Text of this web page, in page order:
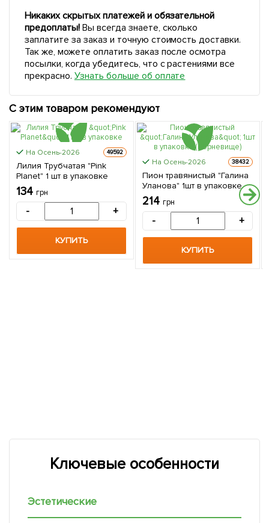
Никаких скрытых платежей и обязательной
предоплаты!Вы всегда знаете, сколько
заплатите за заказ и точную стоимость доставки.
Так же, можете оплатить заказ после осмотра
посылки, когда убедитесь, что с растениями все
прекрасно. Узнать больше об оплате
С этим товаром рекомендуют
На Осень-2026 49592
Лилия Трубчатая "Pink
Planet" 1 шт в упаковке
134 грн
- +
КУПИТЬ
На Осень-2026 38432
Пион травянистый "Галина
Уланова" 1шт в упаковке
(Корневище)
214 грн
- +
КУПИТЬ
Ключевые особенности
Эстетические